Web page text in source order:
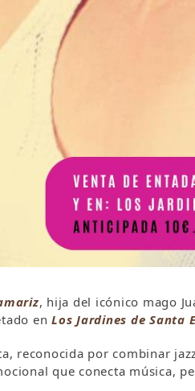
, hija del icónico mago
en Los Jardines de Santa
reconocida por combinar
que conecta música,